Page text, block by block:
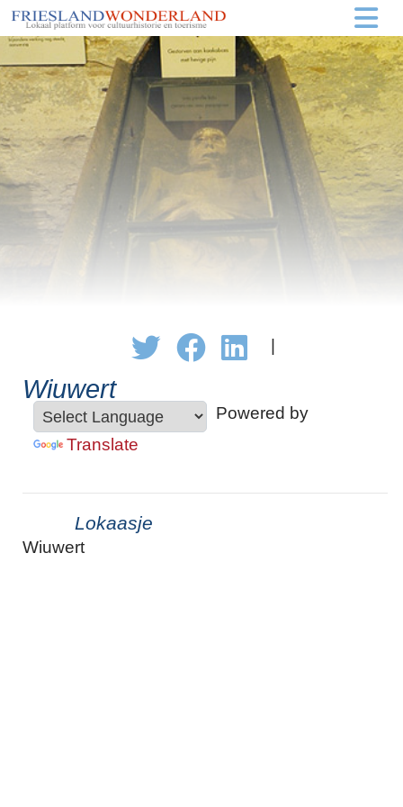
Wiuwert
Powered by
Translate
Lokaasje
Wiuwert